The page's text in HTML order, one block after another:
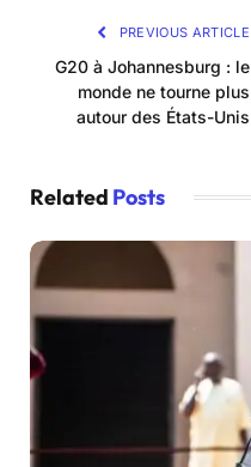
PREVIOUS ARTICLE
G20 à Johannesburg : le
monde ne tourne plus
autour des États-Unis
Related Posts